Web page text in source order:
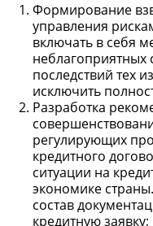
Формирование
управления
включать в себя
неблагоприятных
последствий тех
исключить
Разработка
регулирующих
кредитного
ситуации на
экономике
состав
кредитную